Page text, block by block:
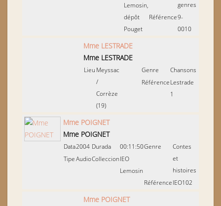
Lemosin,
dépôt
Pouget
genres
Référence9-
0010
Mme LESTRADE
Mme LESTRADE
Lieu Meyssac
/
Corrèze
(19)
Genre
Chansons
RéférenceLestrade
1
Mme POIGNET
Mme POIGNET
Data2004
TipeAudio
Durada
00:11:50
ColleccionIEO
Lemosin
Genre
Contes
et
histoires
RéférenceIEO102
Mme POIGNET